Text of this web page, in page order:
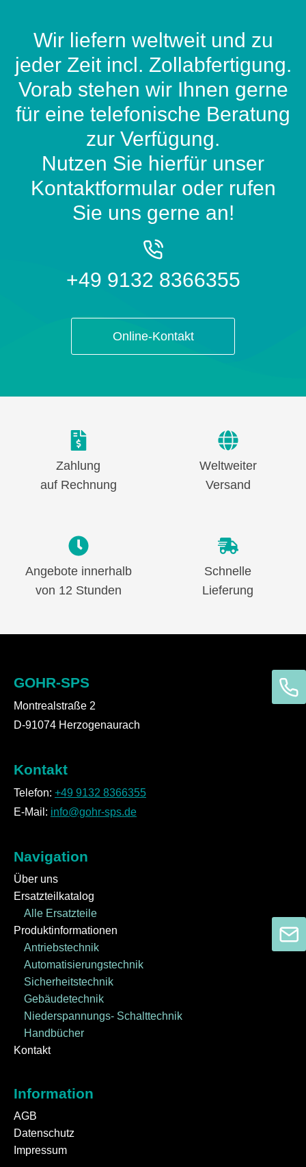
Wir liefern weltweit und zu
jeder Zeit incl. Zollabfertigung.
Vorab stehen wir Ihnen gerne
für eine telefonische Beratung
zur Verfügung.
Nutzen Sie hierfür unser
Kontaktformular oder rufen
Sie uns gerne an!
+49 9132 8366355
Online-Kontakt
Zahlung
auf Rechnung
Weltweiter
Versand
Angebote innerhalb
von 12 Stunden
Schnelle
Lieferung
GOHR-SPS
Montrealstraße 2
D-91074 Herzogenaurach
Kontakt
Telefon: +49 9132 8366355
E-Mail: info@gohr-sps.de
Navigation
Über uns
Ersatzteilkatalog
Alle Ersatzteile
Produktinformationen
Antriebstechnik
Automatisierungstechnik
Sicherheitstechnik
Gebäudetechnik
Niederspannungs- Schalttechnik
Handbücher
Kontakt
Information
AGB
Datenschutz
Impressum